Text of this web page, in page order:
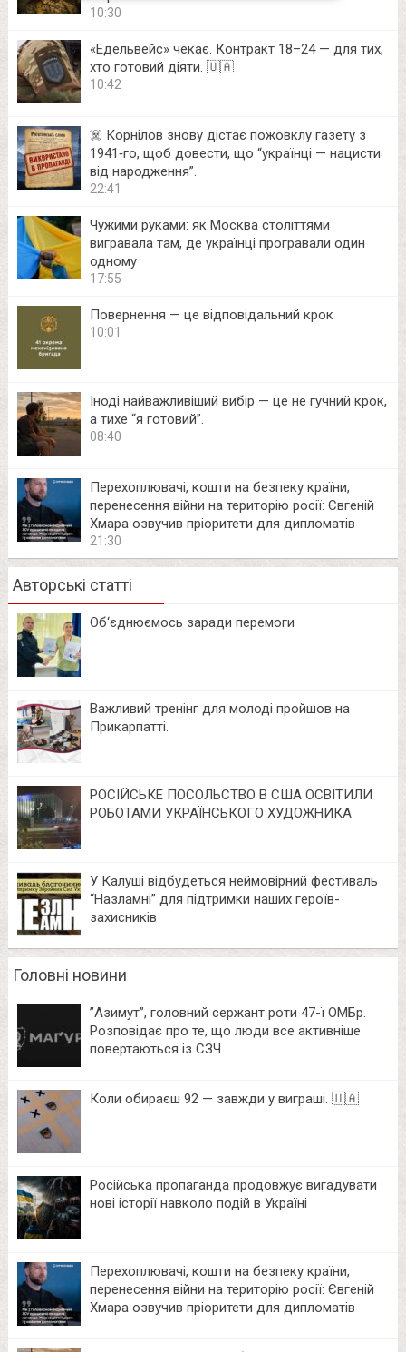
10:30
«Едельвейс» чекає. Контракт 18–24 — для тих,
хто готовий діяти. 🇺🇦
10:42
☠️ Корнілов знову дістає пожовклу газету з
1941‑го, щоб довести, що “українці — нацисти
від народження”.
22:41
Чужими руками: як Москва століттями
вигравала там, де українці програвали один
одному
17:55
Повернення — це відповідальний крок
10:01
Іноді найважливіший вибір — це не гучний крок,
а тихе “я готовий”.
08:40
Перехоплювачі, кошти на безпеку країни,
перенесення війни на територію росії: Євгеній
Хмара озвучив пріоритети для дипломатів
21:30
Авторські статті
Об‘єднюємось заради перемоги
Важливий тренінг для молоді пройшов на
Прикарпатті.
РОСІЙСЬКЕ ПОСОЛЬСТВО В США ОСВІТИЛИ
РОБОТАМИ УКРАЇНСЬКОГО ХУДОЖНИКА
У Калуші відбудеться неймовірний фестиваль
“Назламні” для підтримки наших героїв-
захисників
Головні новини
⁨”Азимут”, головний сержант роти 47-ї ОМБр.
Розповідає про те, що люди все активніше
повертаються із СЗЧ.
Коли обираєш 92 — завжди у виграші. 🇺🇦
Російська пропаганда продовжує вигадувати
нові історії навколо подій в Україні
Перехоплювачі, кошти на безпеку країни,
перенесення війни на територію росії: Євгеній
Хмара озвучив пріоритети для дипломатів